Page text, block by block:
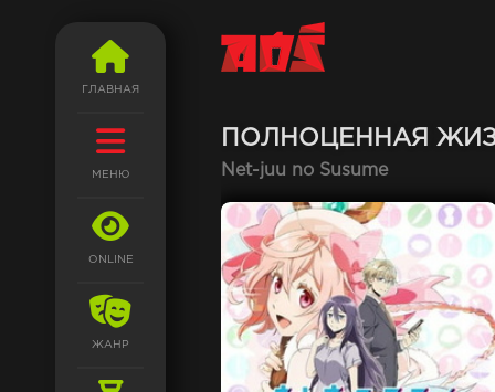
ГЛАВНАЯ
МЕНЮ
ONLINE
ЖАНР
ПОЛНОЦЕННАЯ
Net-juu no Susume